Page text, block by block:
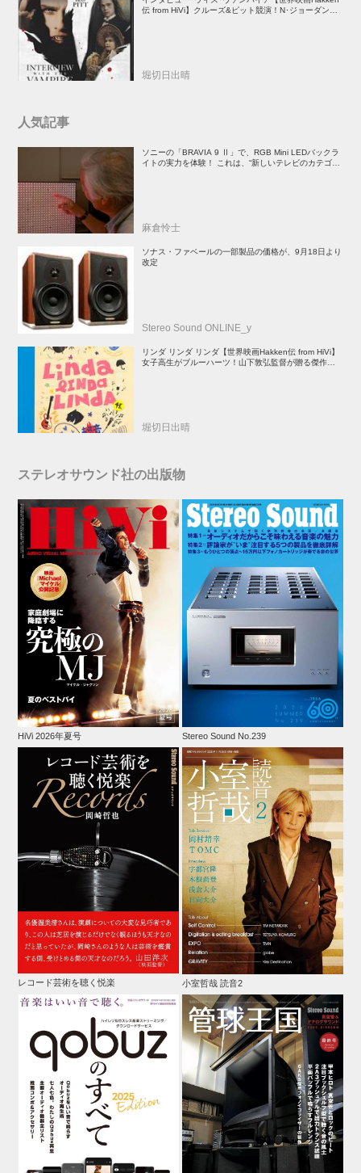
伝 from HiVi】クルーズ&ピット競演！N･ジョーダン監
堀切日出晴
人気記事
ソニーの「BRAVIA 9 Ⅱ」で、RGB Mini LEDバックラ
イトの実力を体験！ これは、“新しいテレビのカテゴリ
麻倉怜士
ソナス・ファベールの一部製品の価格が、9月18日より
改定
Stereo Sound ONLINE_y
リンダ リンダ リンダ【世界映画Hakken伝 from HiVi】
女子高生がブルーハーツ！山下敦弘監督が贈る傑作青春
堀切日出晴
ステレオサウンド社の出版物
HiVi 2026年夏号 Stereo Sound No.239
レコード芸術を聴く悦楽 小室哲哉 読音2